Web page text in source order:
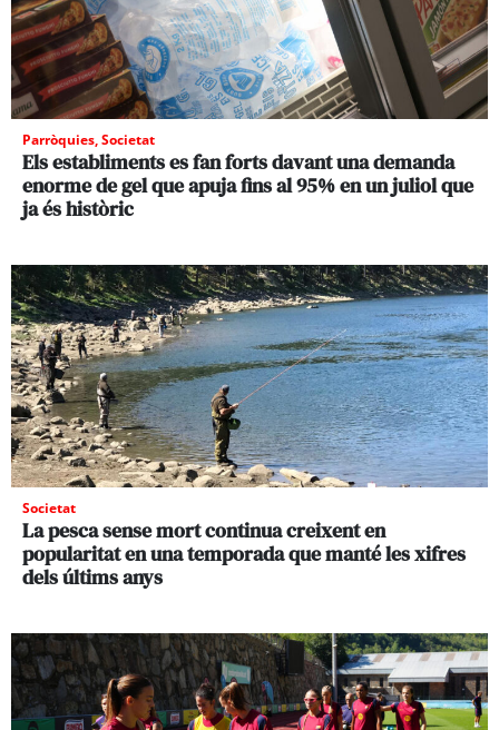
Parròquies,Societat
Els establiments es fan forts davant una demanda
enorme de gel que apuja fins al 95% en un juliol que
ja és històric
Societat
La pesca sense mort continua creixent en
popularitat en una temporada que manté les xifres
dels últims anys